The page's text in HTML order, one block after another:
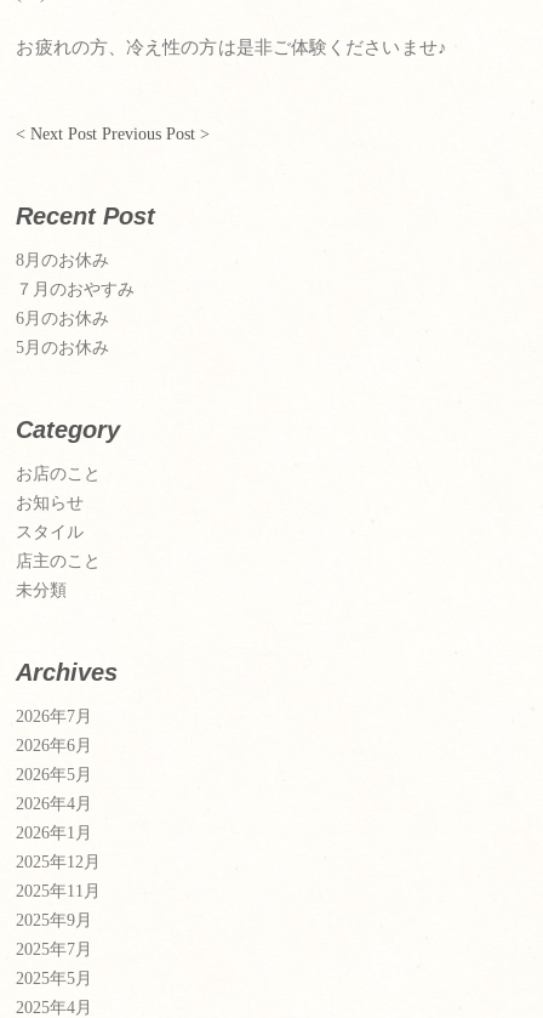
お疲れの方、冷え性の方は是非ご体験くださいませ♪
< Next Post Previous Post >
Recent Post
8月のお休み
７月のおやすみ
6月のお休み
5月のお休み
Category
お店のこと
お知らせ
スタイル
店主のこと
未分類
Archives
2026年7月
2026年6月
2026年5月
2026年4月
2026年1月
2025年12月
2025年11月
2025年9月
2025年7月
2025年5月
2025年4月